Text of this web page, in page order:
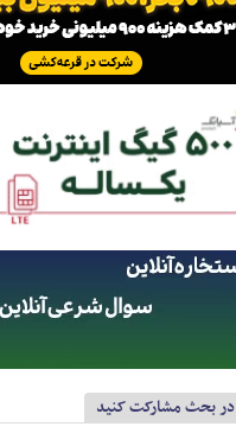
در بحث مشارکت کنید